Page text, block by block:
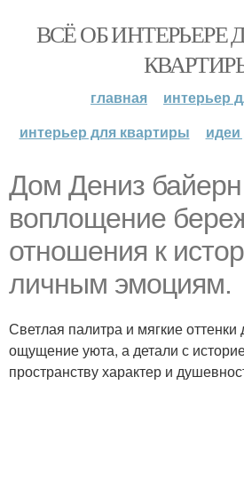
ВСЁ ОБ ИНТЕРЬЕРЕ
главная
интерьер
интерьер для квартиры
идеи
Дом Дениз байерн
воплощение
отношения к
личным эмоциям.
Светлая палитра и мягкие
ощущение уюта, а детали с
пространству характер и